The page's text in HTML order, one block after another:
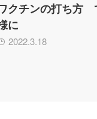
クチンの打ち方
に
2022.3.18